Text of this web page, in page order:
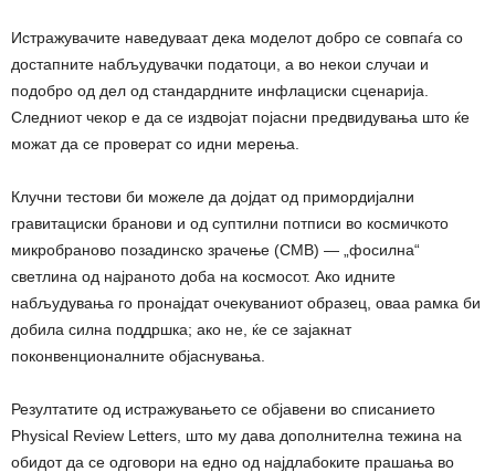
Истражувачите наведуваат дека моделот добро се совпаѓа со
достапните набљудувачки податоци, а во некои случаи и
подобро од дел од стандардните инфлациски сценарија.
Следниот чекор е да се издвојат појасни предвидувања што ќе
можат да се проверат со идни мерења.
Клучни тестови би можеле да дојдат од примордијални
гравитациски бранови и од суптилни потписи во космичкото
микробраново позадинско зрачење (CMB) — „фосилна“
светлина од најраното доба на космосот. Ако идните
набљудувања го пронајдат очекуваниот образец, оваа рамка би
добила силна поддршка; ако не, ќе се зајакнат
поконвенционалните објаснувања.
Резултатите од истражувањето се објавени во списанието
Physical Review Letters, што му дава дополнителна тежина на
обидот да се одговори на едно од најдлабоките прашања во